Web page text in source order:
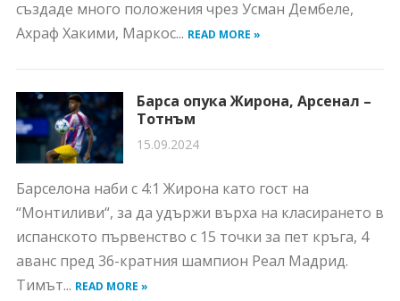
създаде много положения чрез Усман Дембеле,
Ахраф Хакими, Маркос... READ MORE »
Барса опука Жирона, Арсенал –
Тотнъм
15.09.2024
Барселона наби с 4:1 Жирона като гост на
“Монтиливи“, за да удържи върха на класирането в
испанското първенство с 15 точки за пет кръга, 4
аванс пред 36-кратния шампион Реал Мадрид.
Тимът... READ MORE »